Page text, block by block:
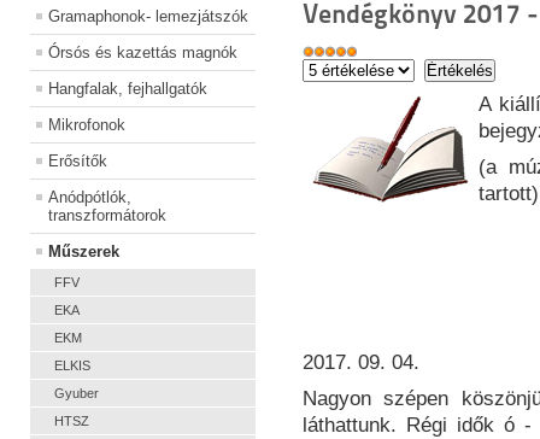
Gramaphonok- lemezjátszók
Órsós és kazettás magnók
Hangfalak, fejhallgatók
Mikrofonok
Erősítők
Anódpótlók,
transzformátorok
Műszerek
FFV
EKA
EKM
ELKIS
Gyuber
HTSZ
Vendégkönyv 2017
A
(a
tartott)
2017. 09. 04.
Nagyon szépen
láthattunk. Régi idők ó